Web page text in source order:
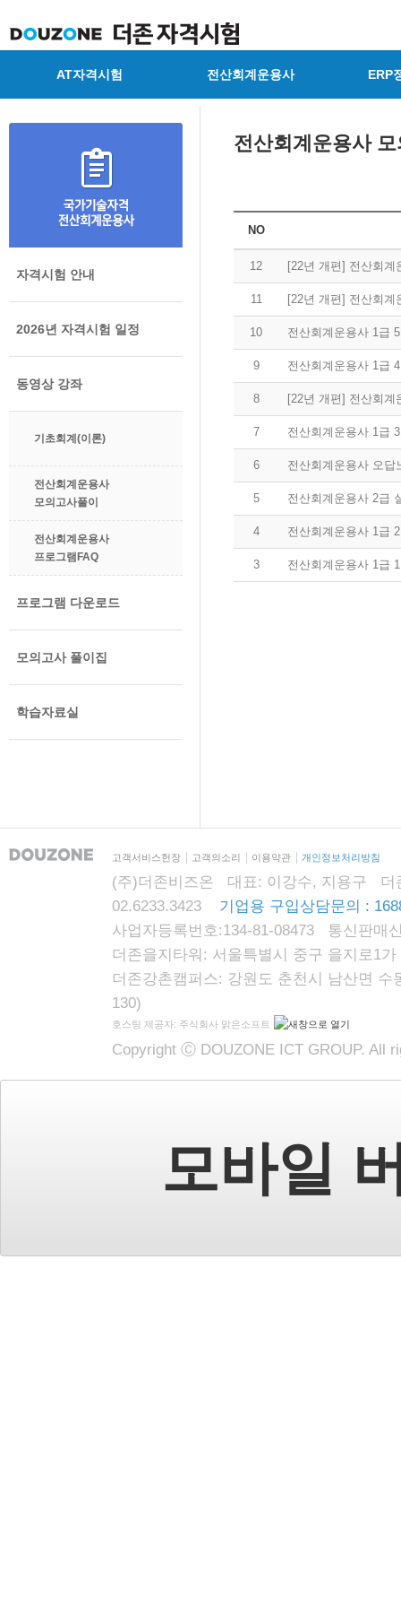
AT자격시험 전산회계운용사 ERP
자격시험 안내
2026년 자격시험 일정
동영상 강좌
기초회계(이론)
전산회계운용사
모의고사풀이
전산회계운용사
프로그램FAQ
프로그램 다운로드
모의고사 풀이집
학습자료실
전산회계운용사
NO
12 [22년 개편] 전산회계
11 [22년 개편] 전산회계
10 전산회계운용사 1급
9 전산회계운용사 1급
8 [22년 개편] 전산회계
7 전산회계운용사 1급
6 전산회계운용사 오답
5 전산회계운용사 2급
4 전산회계운용사 1급
3 전산회계운용사 1급
고객서비스헌장 고객의소리 이용약관 개인정보처리방침
(주)더존비즈온 대표: 이강수, 지용구 더
02.6233.3423 기업용 구입상담문의 :
사업자등록번호:134-81-08473 통신판매
더존을지타워: 서울특별시 중구 을지로1
더존강촌캠퍼스: 강원도 춘천시 남산면
130)
호스팅 제공자: 주식회사 맑은소프트
Copyright Ⓒ DOUZONE ICT GROUP. All
모바일